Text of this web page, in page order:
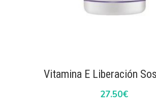
Vitamina E Liberación
27.50€